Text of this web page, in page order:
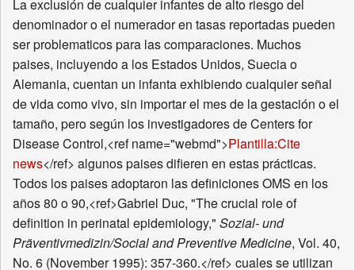
La exclusión de cualquier infantes de alto riesgo del
denominador o el numerador en tasas reportadas pueden
ser problematicos para las comparaciones. Muchos
paises, incluyendo a los Estados Unidos, Suecia o
Alemania, cuentan un infanta exhibiendo cualquier señal
de vida como vivo, sin importar el mes de la gestación o el
tamaño, pero según los investigadores de Centers for
Disease Control,<ref name="webmd">Plantilla:Cite
news</ref> algunos paises difieren en estas prácticas.
Todos los paises adoptaron las definiciones OMS en los
años 80 o 90,<ref>Gabriel Duc, "The crucial role of
definition in perinatal epidemiology," Sozial- und
Präventivmedizin/Social and Preventive Medicine, Vol. 40,
No. 6 (November 1995): 357-360.</ref> cuales se utilizan